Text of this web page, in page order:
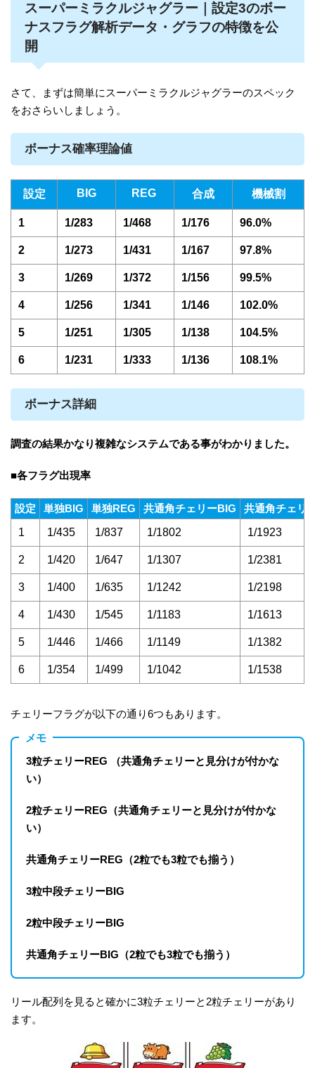
スーパーミラクルジャグラー｜設定3のボー
ナスフラグ解析データ・グラフの特徴を公
開
さて、まずは簡単にスーパーミラクルジャグラーのスペック
をおさらいしましょう。
ボーナス確率理論値
設定 BIG REG 合成 機械割
1 1/283 1/468 1/176 96.0%
2 1/273 1/431 1/167 97.8%
3 1/269 1/372 1/156 99.5%
4 1/256 1/341 1/146 102.0%
5 1/251 1/305 1/138 104.5%
6 1/231 1/333 1/136 108.1%
ボーナス詳細
調査の結果かなり複雑なシステムである事がわかりました。
■各フラグ出現率
設定 単独BIG 単独REG 共通角チェリーBIG
共通角チェリ
1
1/435 1/837 1/1802 1/1923
2 1/420 1/647 1/1307 1/2381
3 1/400 1/635 1/1242 1/2198
4 1/430 1/545 1/1183 1/1613
5 1/446 1/466 1/1149 1/1382
6 1/354 1/499 1/1042 1/1538
チェリーフラグが以下の通り6つもあります。
メモ
3粒チェリーREG （共通角チェリーと見分けが付かな
い）
2粒チェリーREG（共通角チェリーと見分けが付かな
い）
共通角チェリーREG（2粒でも3粒でも揃う）
3粒中段チェリーBIG
2粒中段チェリーBIG
共通角チェリーBIG（2粒でも3粒でも揃う）
リール配列を見ると確かに3粒チェリーと2粒チェリーがあり
ます。